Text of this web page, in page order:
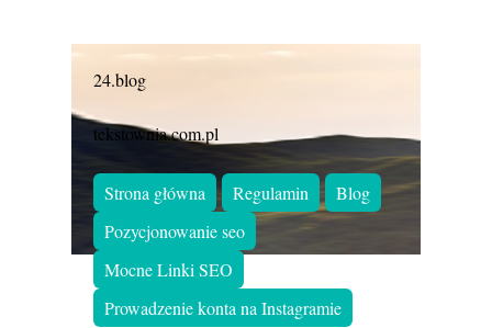
24.blog
tekstownia.com.pl
Strona główna Regulamin
Blog
Pozycjonowanie seo
Mocne Linki SEO
Prowadzenie konta na Instagramie